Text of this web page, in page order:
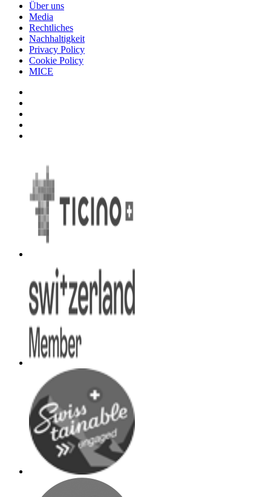
Über uns
Media
Rechtliches
Nachhaltigkeit
Privacy Policy
Cookie Policy
MICE